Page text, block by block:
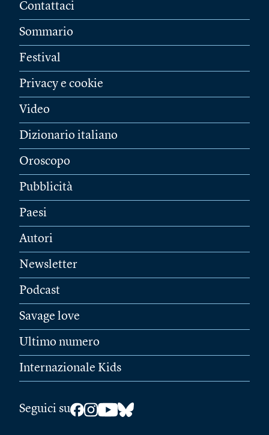
Contattaci
Sommario
Festival
Privacy e cookie
Video
Dizionario italiano
Oroscopo
Pubblicità
Paesi
Autori
Newsletter
Podcast
Savage love
Ultimo numero
Internazionale Kids
Seguici su